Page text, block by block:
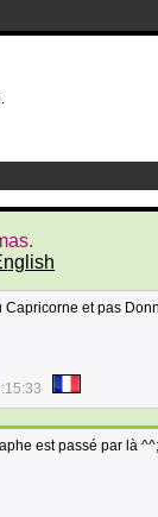
Capricorne et pas
est passé par là ^^;